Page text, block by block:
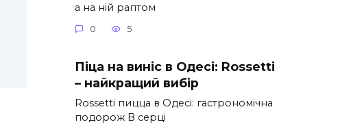
а на ній раптом
0 5
Піца на виніс в Одесі: Rossetti
– найкращий вибір
Rossetti пицца в Одесі: гастрономічна
подорож В серці